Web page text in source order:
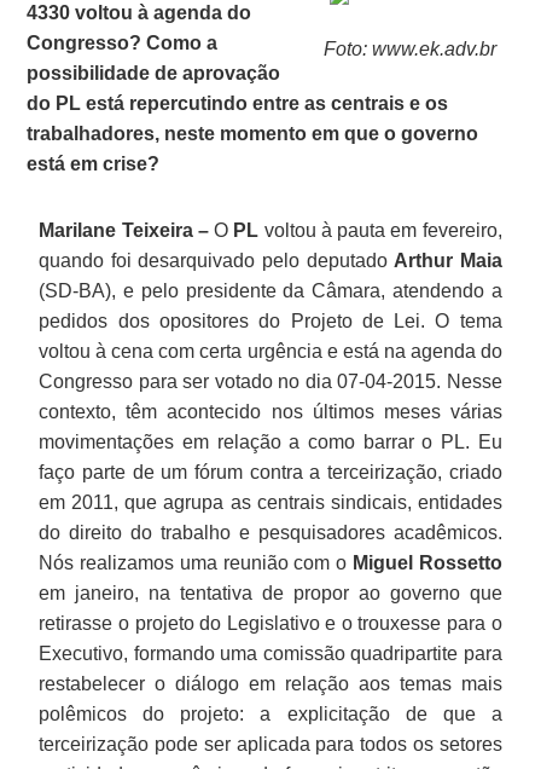
Foto: www.ek.adv.br
4330 voltou à agenda do
Congresso? Como a
possibilidade de aprovação
do PL está repercutindo entre as centrais e os
trabalhadores, neste momento em que o governo
está em crise?
Marilane Teixeira –O PL voltou à pauta em fevereiro,
quando foi desarquivado pelo deputado Arthur Maia
(SD-BA), e pelo presidente da Câmara, atendendo a
pedidos dos opositores do Projeto de Lei. O tema
voltou à cena com certa urgência e está na agenda do
Congresso para ser votado no dia 07-04-2015. Nesse
contexto, têm acontecido nos últimos meses várias
movimentações em relação a como barrar o PL. Eu
faço parte de um fórum contra a terceirização, criado
em 2011, que agrupa as centrais sindicais, entidades
do direito do trabalho e pesquisadores acadêmicos.
Nós realizamos uma reunião com o Miguel Rossetto
em janeiro, na tentativa de propor ao governo que
retirasse o projeto do Legislativo e o trouxesse para o
Executivo, formando uma comissão quadripartite para
restabelecer o diálogo em relação aos temas mais
polêmicos do projeto: a explicitação de que a
terceirização pode ser aplicada para todos os setores